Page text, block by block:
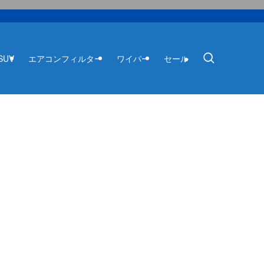
エアコンフィルター ワイパー セール